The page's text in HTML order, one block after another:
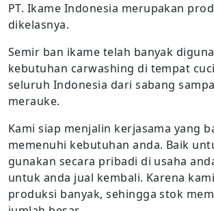
PT. Ikame Indonesia merupakan
dikelasnya.
Semir ban ikame telah banyak
kebutuhan carwashing di tempat
seluruh Indonesia dari sabang
merauke.
Kami siap menjalin kerjasama yang
memenuhi kebutuhan anda. Baik
gunakan secara pribadi di usaha
untuk anda jual kembali. Karena
produksi banyak, sehingga stok